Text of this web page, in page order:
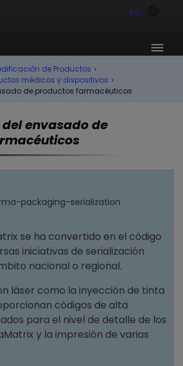
MX
de Productos ›
médicos y dispositivos ›
de productos farmacéuticos
envasado de
se ha convertido en el código
iniciativas de serialización
nacional o regional.
láser como la inyección de tinta
códigos de alta
para el nivel de detalle de los
y la impresión de varias